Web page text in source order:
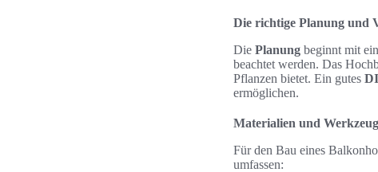
Die richtige Planung und
Die Planung beginnt mit
beachtet werden. Das
Pflanzen bietet. Ein gutes
ermöglichen.
Materialien und
Für den Bau eines
umfassen: